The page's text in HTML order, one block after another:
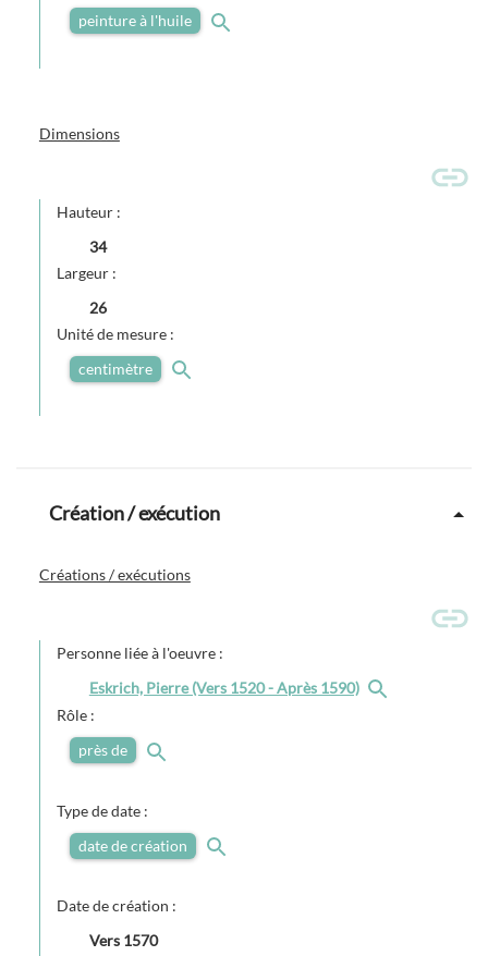
peinture à l'huile
Dimensions
Hauteur :
34
Largeur :
26
Unité de mesure :
centimètre
Création / exécution
Créations / exécutions
Personne liée à l'oeuvre :
Eskrich, Pierre (Vers 1520 - Après 1590)
Rôle :
près de
Type de date :
date de création
Date de création :
Vers 1570